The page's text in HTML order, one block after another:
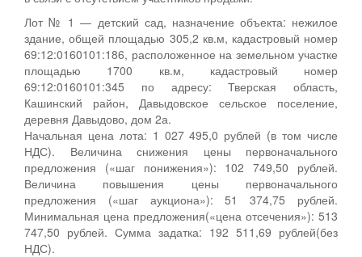
Лот № 1 — детский сад, назначение объекта: нежилое
здание, общей площадью 305,2 кв.м, кадастровый номер
69:12:0160101:186, расположенное на земельном участке
площадью 1700 кв.м, кадастровый номер
69:12:0160101:345 по адресу: Тверская область,
Кашинский район, Давыдовское сельское поселение,
деревня Давыдово, дом 2а.
Начальная цена лота: 1 027 495,0 рублей (в том числе
НДС). Величина снижения цены первоначального
предложения («шаг понижения»): 102 749,50 рублей.
Величина повышения цены первоначального
предложения («шаг аукциона»): 51 374,75 рублей.
Минимальная цена предложения(«цена отсечения»): 513
747,50 рублей. Сумма задатка: 192 511,69 рублей(без
НДС).